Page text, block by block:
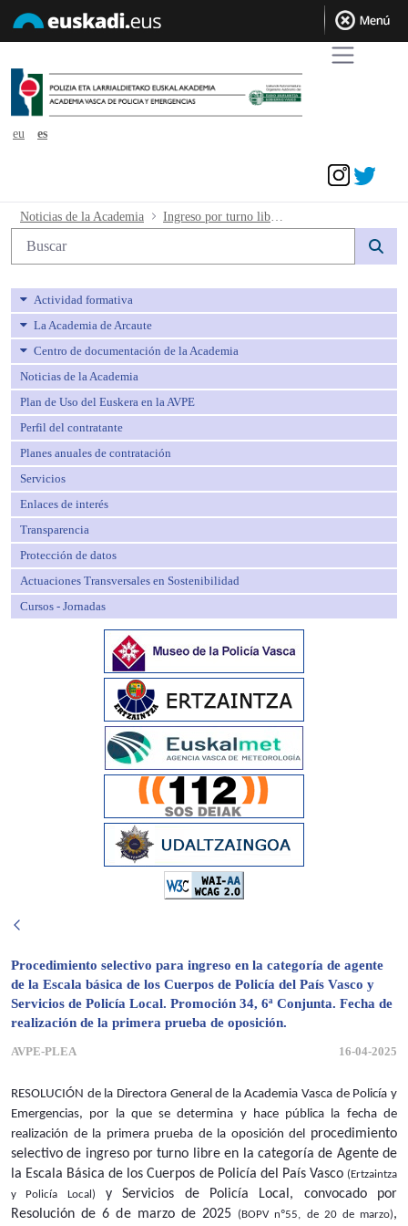
eu
es
Ingreso por turno libre en la categoría
Noticias de la Academia
Búsqueda web
Actividad formativa
La Academia de Arcaute
Centro de documentación de la Academia
Noticias de la Academia
Plan de Uso del Euskera en la AVPE
Perfil del contratante
Planes anuales de contratación
Servicios
Enlaces de interés
Transparencia
Protección de datos
Actuaciones Transversales en Sostenibilidad
Cursos - Jornadas
Procedimiento selectivo para ingreso en la categoría de agente
de la Escala básica de los Cuerpos de Policía del País Vasco y
Servicios de Policía Local. Promoción 34, 6ª Conjunta. Fecha de
realización de la primera prueba de oposición.
AVPE-PLEA 16-04-2025
RESOLUCIÓN de la Directora General de la Academia Vasca de Policía y
Emergencias, por la que se determina y hace pública la fecha de
realización de la primera prueba de la oposición del procedimiento
selectivo de ingreso por turno libre en la categoría de Agente de
la Escala Básica de los Cuerpos de Policía del País Vasco (Ertzaintza
y Policía Local)
y Servicios de Policía Local, convocado por
Resolución de 6 de marzo de 2025
(BOPV nº55, de 20 de marzo),